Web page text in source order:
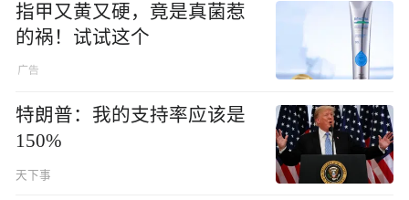
指甲又黄又硬，竟是真菌惹
的祸！试试这个
特朗普：我的支持率应该是
150%
天下事